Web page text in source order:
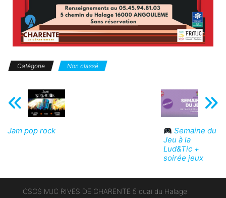
Catégorie Non classé
Jam pop rock
Semaine du
Jeu à la
Lud&Tic +
soirée jeux
CSCS MJC RIVES DE CHARENTE 5 quai du Halage